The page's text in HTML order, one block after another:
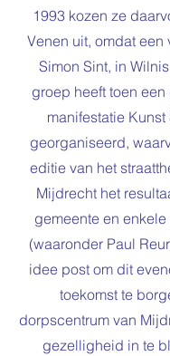
1993 kozen ze
Venen uit, omdat een
Simon Sint, in
groep heeft toen
manifestatie
georganiseerd,
editie van het
Mijdrecht het
gemeente en
(waaronder Paul
idee post om dit
toekomst te
dorpscentrum van
gezelligheid in te